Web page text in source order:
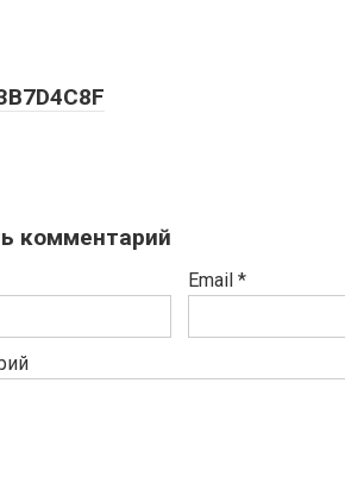
комментарий
Email *